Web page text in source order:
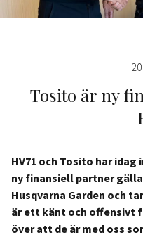
Tosito är ny
HV71 och Tosito har
ny finansiell partner
Husqvarna Garden och
är ett känt och offensivt
över att de är med oss